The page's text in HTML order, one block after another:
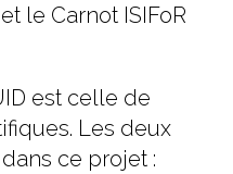
le Carnot ISIFoR
est celle de
Les deux
ce projet :